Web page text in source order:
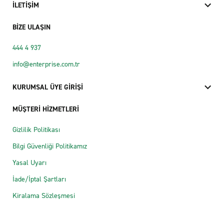
İLETİŞİM
BİZE ULAŞIN
444 4 937
info@enterprise.com.tr
KURUMSAL ÜYE GİRİŞİ
MÜŞTERİ HİZMETLERİ
Gizlilik Politikası
Bilgi Güvenliği Politikamız
Yasal Uyarı
İade/İptal Şartları
Kiralama Sözleşmesi